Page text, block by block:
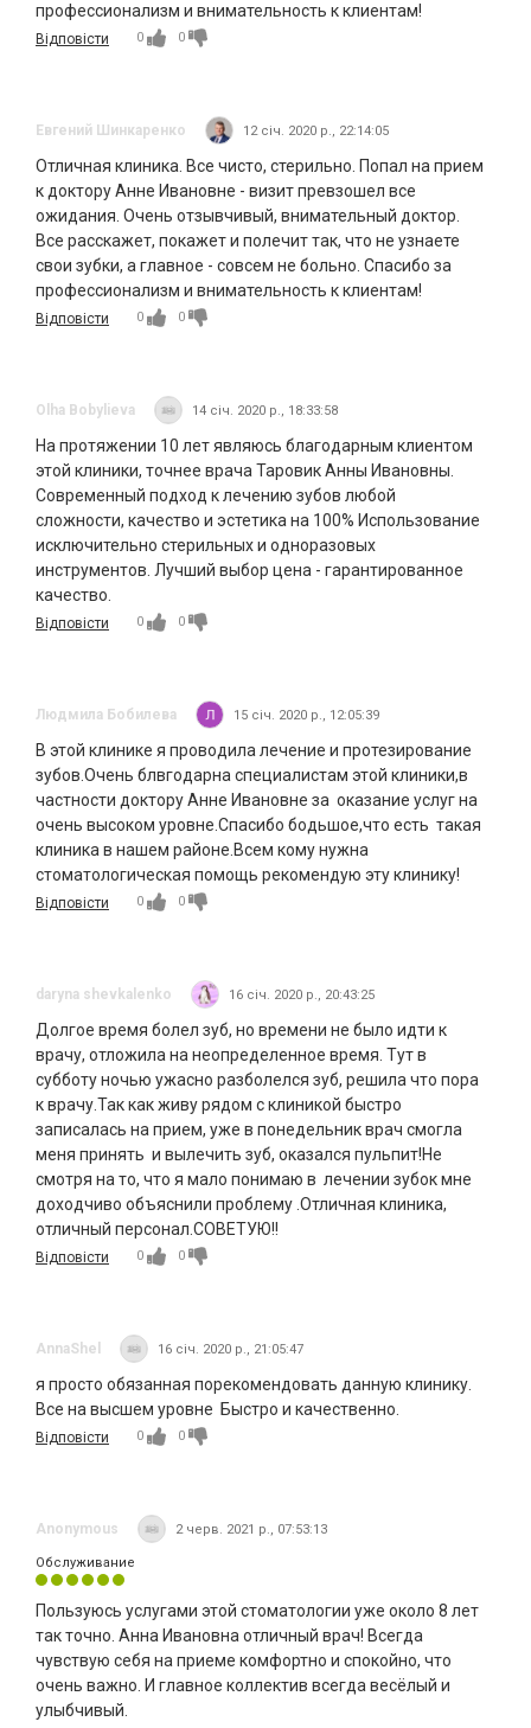
профессионализм и внимательность к клиентам!
Відповісти 0 0
Евгений Шинкаренко 12 січ. 2020 р., 22:14:05
Отличная клиника. Все чисто, стерильно. Попал на прием
к доктору Анне Ивановне - визит превзошел все
ожидания. Очень отзывчивый, внимательный доктор.
Все расскажет, покажет и полечит так, что не узнаете
свои зубки, а главное - совсем не больно. Спасибо за
профессионализм и внимательность к клиентам!
Відповісти 0 0
Olha Bobylieva 14 січ. 2020 р., 18:33:58
На протяжении 10 лет являюсь благодарным клиентом
этой клиники, точнее врача Таровик Анны Ивановны.
Современный подход к лечению зубов любой
сложности, качество и эстетика на 100% Использование
исключительно стерильных и одноразовых
инструментов. Лучший выбор цена - гарантированное
качество.
Відповісти 0 0
Людмила Бобилева 15 січ. 2020 р., 12:05:39
В этой клинике я проводила лечение и протезирование
зубов.Очень блвгодарна специалистам этой клиники,в
частности доктору Анне Ивановне за оказание услуг на
очень высоком уровне.Спасибо бодьшое,что есть такая
клиника в нашем районе.Всем кому нужна
стоматологическая помощь рекомендую эту клинику!
Відповісти 0 0
daryna shevkalenko 16 січ. 2020 р., 20:43:25
Долгое время болел зуб, но времени не было идти к
врачу, отложила на неопределенное время. Тут в
субботу ночью ужасно разболелся зуб, решила что пора
к врачу.Так как живу рядом с клиникой быстро
записалась на прием, уже в понедельник врач смогла
меня принять и вылечить зуб, оказался пульпит!Не
смотря на то, что я мало понимаю в лечении зубок мне
доходчиво объяснили проблему .Отличная клиника,
отличный персонал.СОВЕТУЮ!!
Відповісти 0 0
AnnaShel 16 січ. 2020 р., 21:05:47
я просто обязанная порекомендовать данную клинику.
Все на высшем уровне Быстро и качественно.
Відповісти 0 0
Anonymous 2 черв. 2021 р., 07:53:13
Обслуживание
Пользуюсь услугами этой стоматологии уже около 8 лет
так точно. Анна Ивановна отличный врач! Всегда
чувствую себя на приеме комфортно и спокойно, что
очень важно. И главное коллектив всегда весёлый и
улыбчивый.